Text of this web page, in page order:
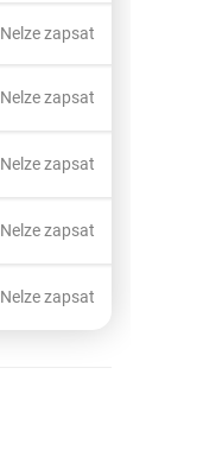
Nelze zapsat
Nelze zapsat
Nelze zapsat
Nelze zapsat
Nelze zapsat